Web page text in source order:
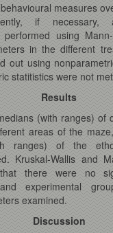
measures
if necessary,
performed using
in the different
out using
statitistics were not
Results
(with ranges) of
areas of the
ranges) of the
Kruskal-Wallis and
there were no
experimental
examined.
Discussion